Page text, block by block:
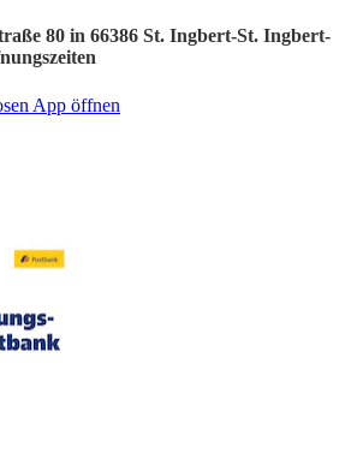
80 in 66386 St. Ingbert-St. Ingbert-
App öffnen